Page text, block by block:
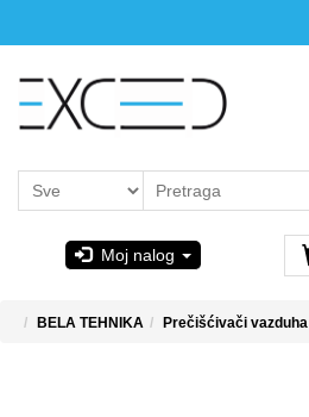
Moj nalog
BELA TEHNIKA Prečišćivači vazduha